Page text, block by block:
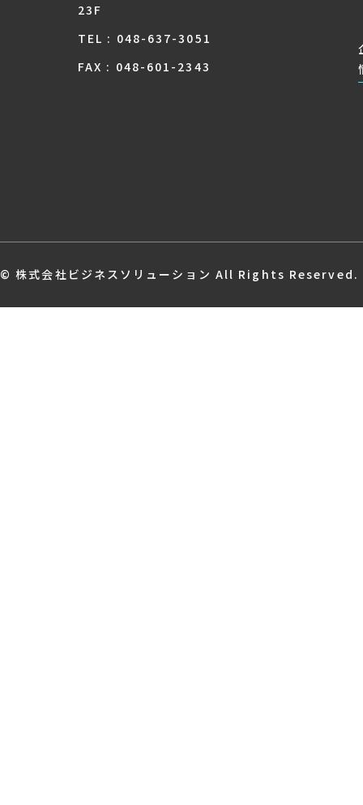
23F
TEL : 048-637-3051
FAX : 048-601-2343
© 株式会社ビジネスソリューション All Rights Reserved.